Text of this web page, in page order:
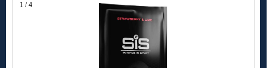
1 / 4